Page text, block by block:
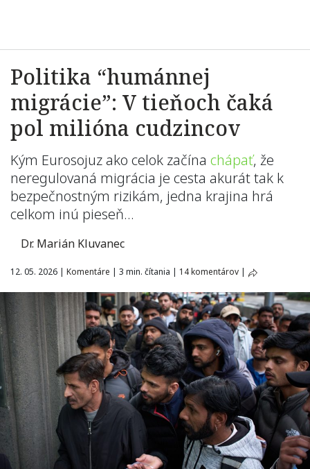
Politika “humánnej
migrácie”: V tieňoch čaká
pol milióna cudzincov
Kým Eurosojuz ako celok začína chápať, že
neregulovaná migrácia je cesta akurát tak k
bezpečnostným rizikám, jedna krajina hrá
celkom inú pieseň…
Dr. Marián Kluvanec
12. 05. 2026 | Komentáre | 3 min. čítania | 14 komentárov |